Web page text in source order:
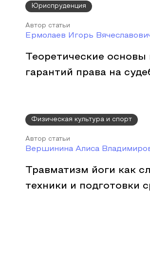
Юриспруденция
Автор статьи
Ермолаев Игорь
Теоретические
гарантий права на
Физическая культура и спорт
Автор статьи
Вершинина Алиса
Травматизм йоги как
техники и подготовки